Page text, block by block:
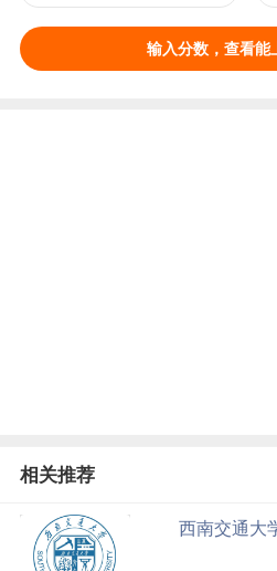
输入分数，查看能
相关推荐
西南交通大